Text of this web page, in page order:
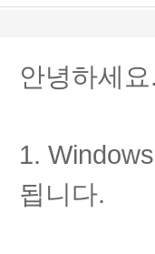
안녕하세
1.
됩니다.